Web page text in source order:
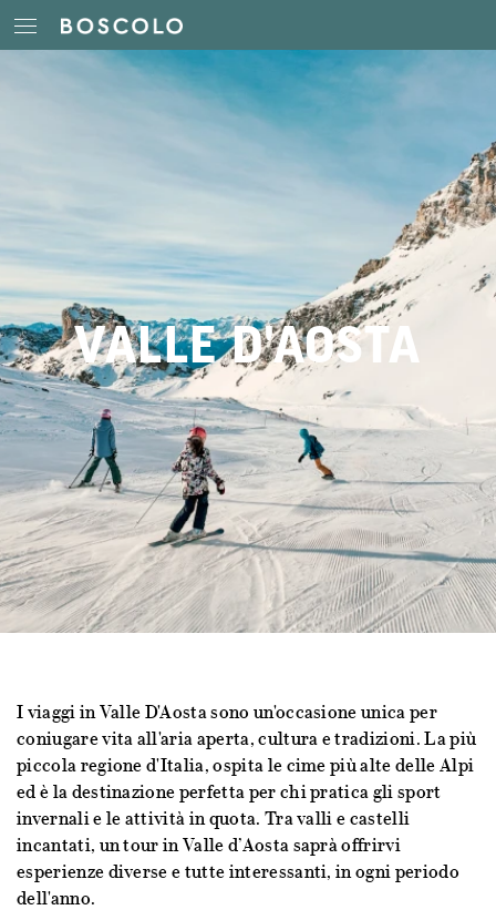
VALLE D'AOSTA
I viaggi in Valle D'Aosta sono un'occasione unica per
coniugare vita all'aria aperta, cultura e tradizioni. La più
piccola regione d'Italia, ospita le cime più alte delle Alpi
ed è la destinazione perfetta per chi pratica gli sport
invernali e le attività in quota. Tra valli e castelli
incantati, un tour in Valle d’Aosta saprà offrirvi
esperienze diverse e tutte interessanti, in ogni periodo
dell'anno.